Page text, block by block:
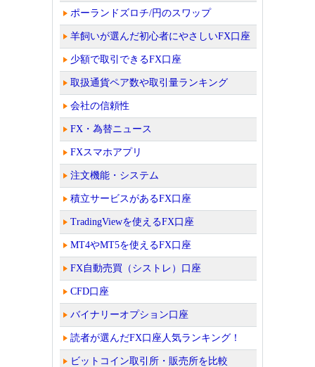
ポーランドズロチ/円のスワップ
羊飼いが選んだ初心者にやさしいFX口座
少額で取引できるFX口座
取扱通貨ペア数や取引量ランキング
会社の信頼性
FX・為替ニュース
FXスマホアプリ
注文機能・システム
積立サービスがあるFX口座
TradingViewを使えるFX口座
MT4やMT5を使えるFX口座
FX自動売買（シストレ）口座
CFD口座
バイナリーオプション口座
読者が選んだFX口座人気ランキング！
ビットコイン取引所・販売所を比較